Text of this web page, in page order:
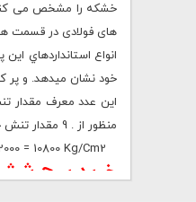
خشکه را مشخص می کند
های فولادی در قسمت
خود نشان میدھد. و پر
منظور از . 9 مقدار تنش جاری شدن پیچ برابر با 0.9X12000 = 10800 Kg/cm2
خریدپیچ شش